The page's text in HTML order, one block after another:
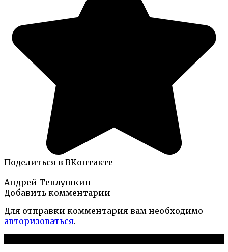
Поделиться в ВКонтакте
Андрей Теплушкин
Добавить комментарии
Для отправки комментария вам необходимо
авторизоваться.